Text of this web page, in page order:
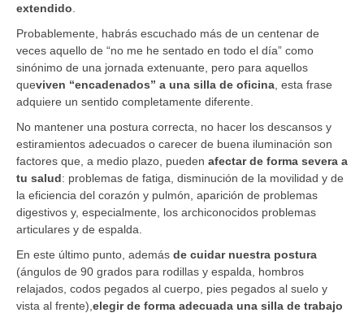
extendido
Probablemente, habrás escuchado más de un centenar de
veces aquello de “no me he sentado en todo el día” como
sinónimo de una jornada extenuante, pero para aquellos
queviven “encadenados” a una silla de oficina , esta frase
adquiere un sentido completamente diferente.
No mantener una postura correcta, no hacer los descansos y
estiramientos adecuados o carecer de buena iluminación son
factores que, a medio plazo, pueden afectar de forma severa a
tu salud: problemas de fatiga, disminución de la movilidad y de
la eficiencia del corazón y pulmón, aparición de problemas
digestivos y, especialmente, los archiconocidos problemas
articulares y de espalda.
En este último punto, además de cuidar nuestra postura
(ángulos de 90 grados para rodillas y espalda, hombros
relajados, codos pegados al cuerpo, pies pegados al suelo y
vista al frente), elegir de forma adecuada una silla de trabajo